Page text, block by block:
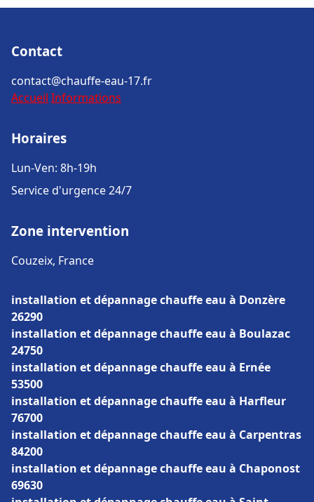
Contact
contact@chauffe-eau-17.fr
Accueil Informations
Horaires
Lun-Ven: 8h-19h
Service d'urgence 24/7
Zone intervention
Couzeix, France
installation et dépannage chauffe eau à Donzère
26290
installation et dépannage chauffe eau à Boulazac
24750
installation et dépannage chauffe eau à Ernée
53500
installation et dépannage chauffe eau à Harfleur
76700
installation et dépannage chauffe eau à Carpentras
84200
installation et dépannage chauffe eau à Chaponost
69630